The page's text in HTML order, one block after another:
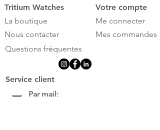
Tritium Watches
La boutique
Nous contacter
Votre compte
Me connecter
Mes commandes
Questions fréquentes
Service client
Par mail: